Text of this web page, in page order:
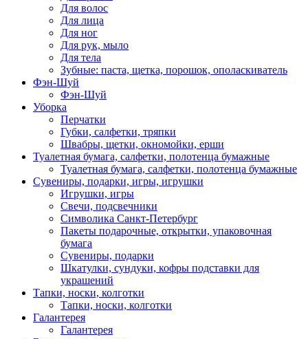
Для волос
Для лица
Для ног
Для рук, мыло
Для тела
Зубные: паста, щетка, порошок, ополаскиватель
Фэн-Шуй
Фэн-Шуй
Уборка
Перчатки
Губки, салфетки, тряпки
Швабры, щетки, окномойки, ерши
Туалетная бумага, салфетки, полотенца бумажные
Туалетная бумага, салфетки, полотенца бумажные
Сувениры, подарки, игры, игрушки
Игрушки, игры
Свечи, подсвечники
Символика Санкт-Петербург
Пакеты подарочные, открытки, упаковочная
бумага
Сувениры, подарки
Шкатулки, сундуки, кофры подставки для
украшений
Тапки, носки, колготки
Тапки, носки, колготки
Галантерея
Галантерея